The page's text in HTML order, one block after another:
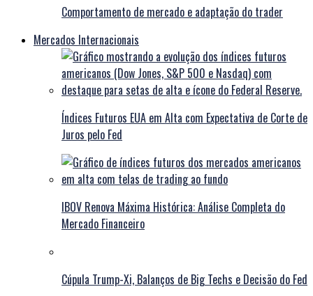
Comportamento de mercado e adaptação do trader
Mercados Internacionais
Índices Futuros EUA em Alta com Expectativa de Corte de
Juros pelo Fed
IBOV Renova Máxima Histórica: Análise Completa do
Mercado Financeiro
Cúpula Trump-Xi, Balanços de Big Techs e Decisão do Fed